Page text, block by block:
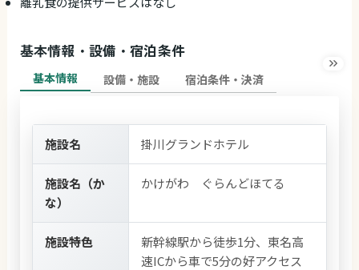
基本情報・設備・宿泊条件
基本情報 設備・施設 宿泊条件・決済
施設名 掛川グランドホテル
施設名（か
な）
かけがわ ぐらんどほてる
施設特色
新幹線駅から徒歩1分、東名高
速ICから車で5分の好アクセス